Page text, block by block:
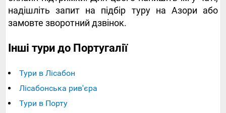
надішліть запит на підбір туру на Азори або
замовте зворотний дзвінок.
Інші тури до Португалії
Тури в Лісабон
Лісабонська рив'єра
Тури в Порту